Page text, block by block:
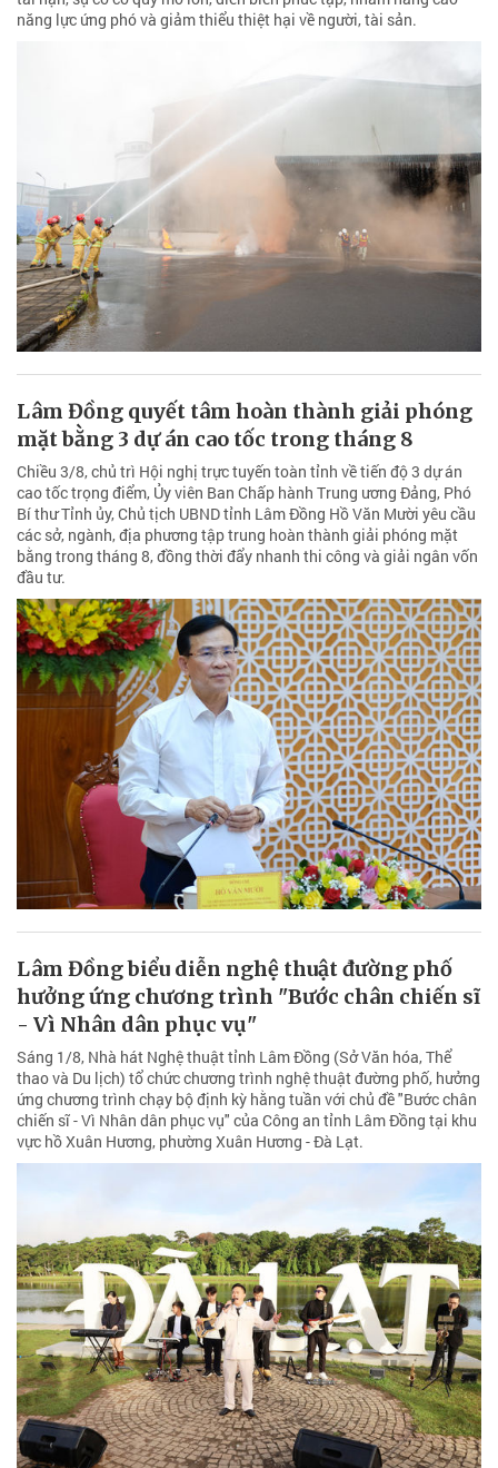
năng lực ứng phó và giảm thiểu thiệt hại về người, tài sản.
Lâm Đồng quyết tâm hoàn thành giải phóng
mặt bằng 3 dự án cao tốc trong tháng 8
Chiều 3/8, chủ trì Hội nghị trực tuyến toàn tỉnh về tiến độ 3 dự án
cao tốc trọng điểm, Ủy viên Ban Chấp hành Trung ương Đảng, Phó
Bí thư Tỉnh ủy, Chủ tịch UBND tỉnh Lâm Đồng Hồ Văn Mười yêu cầu
các sở, ngành, địa phương tập trung hoàn thành giải phóng mặt
bằng trong tháng 8, đồng thời đẩy nhanh thi công và giải ngân vốn
đầu tư.
Lâm Đồng biểu diễn nghệ thuật đường phố
hưởng ứng chương trình "Bước chân chiến sĩ
- Vì Nhân dân phục vụ"
Sáng 1/8, Nhà hát Nghệ thuật tỉnh Lâm Đồng (Sở Văn hóa, Thể
thao và Du lịch) tổ chức chương trình nghệ thuật đường phố, hưởng
ứng chương trình chạy bộ định kỳ hằng tuần với chủ đề "Bước chân
chiến sĩ - Vì Nhân dân phục vụ" của Công an tỉnh Lâm Đồng tại khu
vực hồ Xuân Hương, phường Xuân Hương - Đà Lạt.